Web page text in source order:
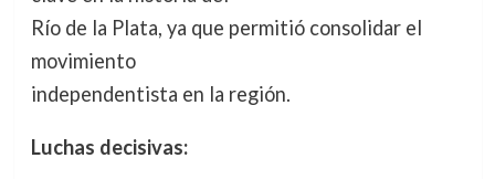
Río de la Plata, ya que permitió consolidar el
movimiento
independentista en la región.
Luchas decisivas: